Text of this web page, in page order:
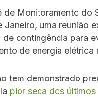
de Monitoramento do
Janeiro, uma reunião
de contingência para
de energia elétrica
tem demonstrado
pior seca dos